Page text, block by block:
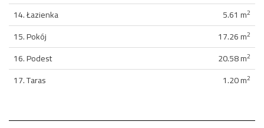
14. Łazienka 5.61 m2
15. Pokój 17.26 m2
16. Podest 20.58 m2
17. Taras 1.20 m2